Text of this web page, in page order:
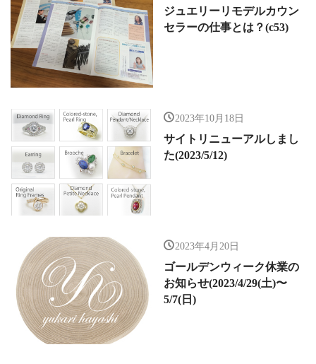
ジュエリーリモデルカウン
セラーの仕事とは？(c53)
2023年10月18日
サイトリニューアルしまし
た(2023/5/12)
2023年4月20日
ゴールデンウィーク休業の
お知らせ(2023/4/29(土)〜
5/7(日)